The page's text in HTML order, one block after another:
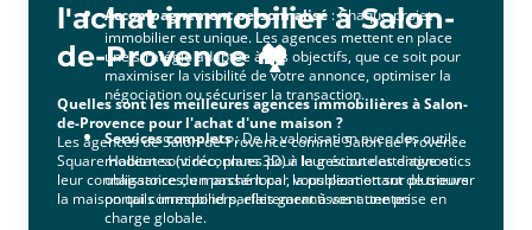
Accompagnement personnalisé : Chaque projet
immobilier est unique. Les agences mettent en place
une stratégie adaptée à vos objectifs, que ce soit pour
maximiser la visibilité de votre annonce, optimiser la
négociation ou sécuriser la transaction.
Services complets: De la valorisation avec des outils
modernes (vidéo, plans 3D) à la gestion des diagnostics
obligatoires, en passant par la publication sur plusieurs
portails immobiliers, elles garantissent une prise en
charge globale.
l'achat immobilier à Salon-
de-Provence 🏘️
Quelles sont les meilleures agences immobilières à Salon-
de-Provence pour l'achat d'une maison ?
Les agences de Salon-de-Provence comme Salon de Provence
Square Habitat sont reconnues pour leur écoute attentive et
leur connaissance du marché local, vous permettant de trouver
la maison qui correspond parfaitement à vos attentes.